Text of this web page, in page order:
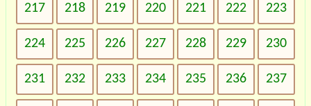
217 218 219 220 221 222 223
224 225 226 227 228 229 230
231 232 233 234 235 236 237